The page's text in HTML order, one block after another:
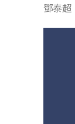
鄧泰超